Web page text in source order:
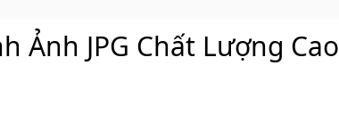
Ảnh JPG Chất Lượng Cao